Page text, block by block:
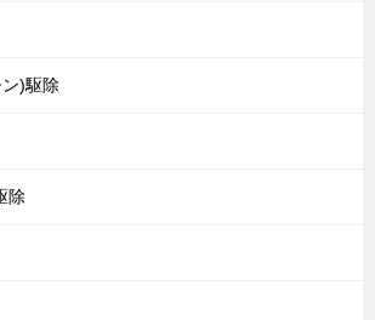
)駆除
除